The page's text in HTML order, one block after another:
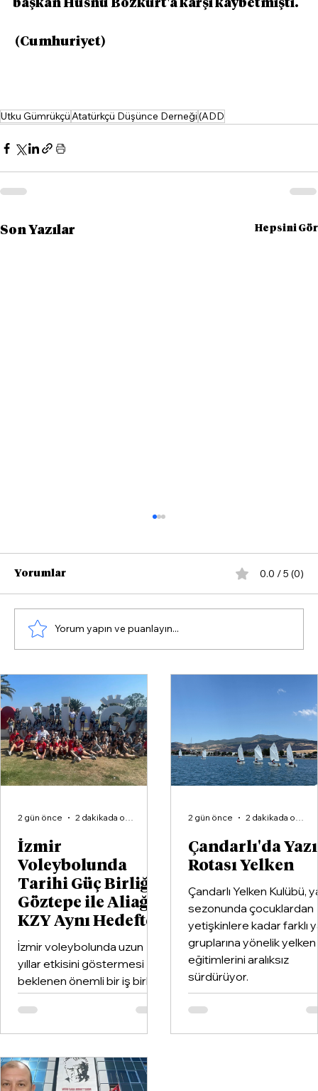
İzmir
Voleybolunda
Tarihi Güç Birliği:
Göztepe ile Aliağa
KZY Aynı Hedefte
İzmir voleybolunda uzun
yıllar etkisini göstermesi
beklenen önemli bir iş birliği
hayata geçirildi. Kentin köklü
kulüplerinden Göztepe
Spor Kulübü ile İzmir'in en
organizasyonlarından
Aliağa KZY Spor Kulübü,
2 gün önce 2 dakikada okunur
Çandarlı'da
Rotası Yelken
Çandarlı Yelken Kulübü,
sezonunda çocuklardan
yetişkinlere kadar farklı
gruplarına yönelik yelken
eğitimlerini aralıksız
sürdürüyor.
2 gün önce 2 dakikada okunur
başkan Hüsnü Bozkurt'a karşı kaybetmişti.
(Cumhuriyet)
Utku GümrükçüAtatürkçü Düşünce Derneği(ADD
Son Yazılar Hepsini Gör
Yorumlar 0.0 / 5 (0)
Yorum yapın ve puanlayın...